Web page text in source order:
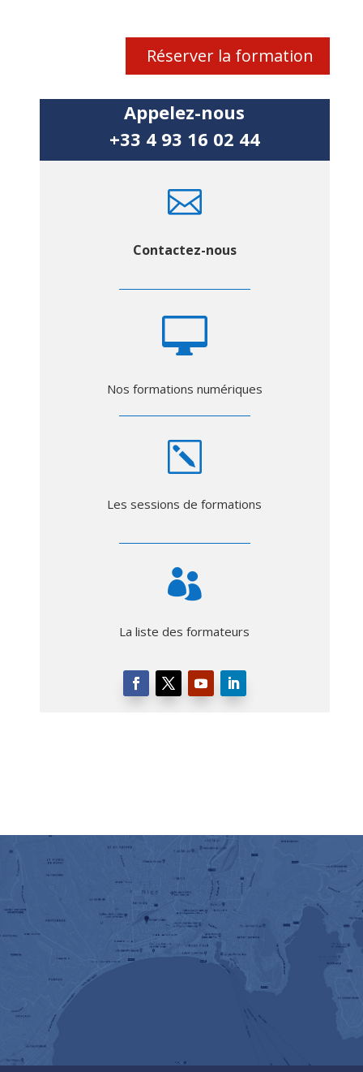
Réserver la formation
Appelez-nous
+33 4 93 16 02 44

Contactez-nous

Nos formations numériques
k
Les sessions de formations

La liste des formateurs